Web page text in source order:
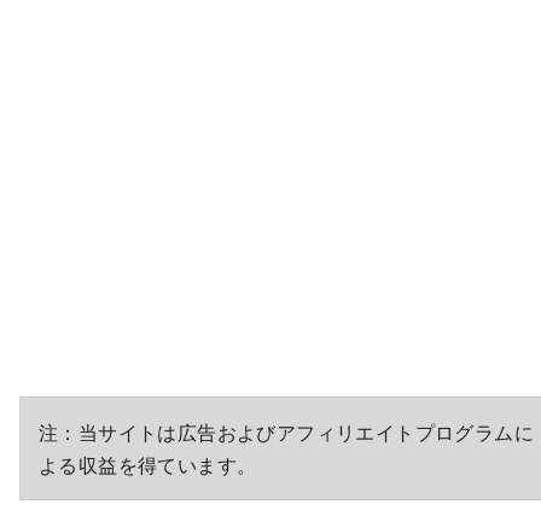
注：当サイトは広告およびアフィリエイトプログラムに
よる収益を得ています。